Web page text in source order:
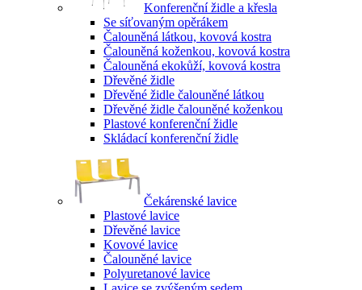
Konferenční židle a křesla
Se síťovaným opěrákem
Čalouněná látkou, kovová kostra
Čalouněná koženkou, kovová kostra
Čalouněná ekokůží, kovová kostra
Dřevěné židle
Dřevěné židle čalouněné látkou
Dřevěné židle čalouněné koženkou
Plastové konferenční židle
Skládací konferenční židle
Čekárenské lavice
Plastové lavice
Dřevěné lavice
Kovové lavice
Čalouněné lavice
Polyuretanové lavice